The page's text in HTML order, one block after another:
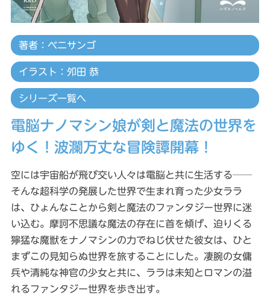
電脳ナノマシン娘が剣と魔法の世界を
ゆく！波瀾万丈な冒険譚開幕！
空には宇宙船が飛び交い人々は電脳と共に生活する──
そんな超科学の発展した世界で生まれ育った少女ララ
は、ひょんなことから剣と魔法のファンタジー世界に迷
い込む。摩訶不思議な魔法の存在に首を傾げ、迫りくる
獰猛な魔獣をナノマシンの力でねじ伏せた彼女は、ひと
まずこの見知らぬ世界を旅することにした。凄腕の女傭
兵や清純な神官の少女と共に、ララは未知とロマンの溢
れるファンタジー世界を歩き出す。
著者：ベニサンゴ
イラスト：夘田 恭
シリーズ一覧へ